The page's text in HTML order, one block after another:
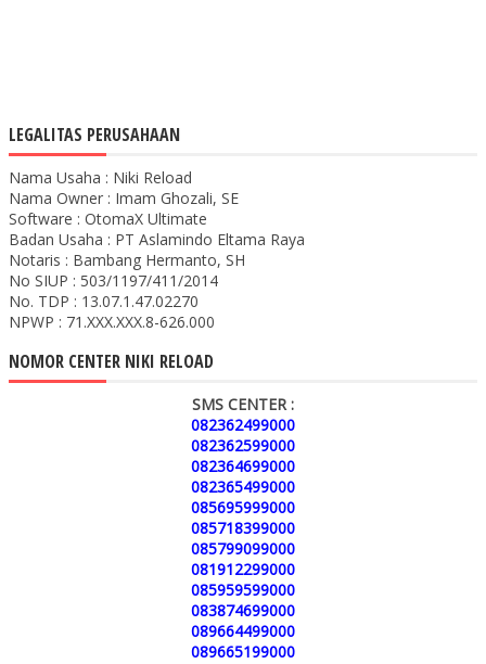
LEGALITAS PERUSAHAAN
Nama Usaha : Niki Reload
Nama Owner : Imam Ghozali, SE
Software : OtomaX Ultimate
Badan Usaha : PT Aslamindo Eltama Raya
Notaris : Bambang Hermanto, SH
No SIUP : 503/1197/411/2014
No. TDP : 13.07.1.47.02270
NPWP : 71.XXX.XXX.8-626.000
NOMOR CENTER NIKI RELOAD
SMS CENTER :
082362499000
082362599000
082364699000
082365499000
085695999000
085718399000
085799099000
081912299000
085959599000
083874699000
089664499000
089665199000